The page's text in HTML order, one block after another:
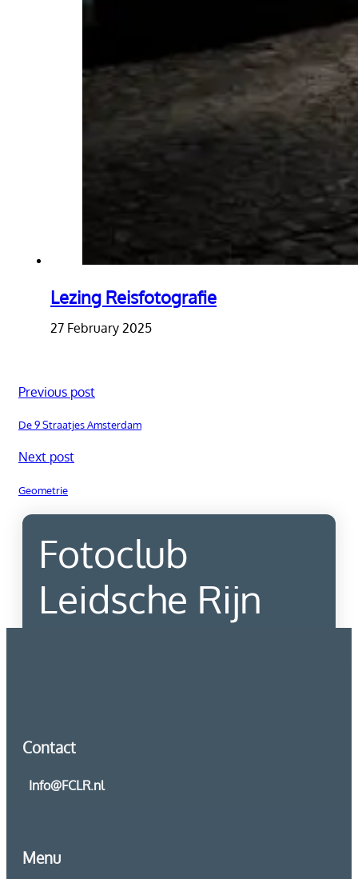
Lezing Reisfotografie
27 February 2025
Previous post
De 9 Straatjes Amsterdam
Next post
Geometrie
Fotoclub
Leidsche Rijn
Contact
Info@FCLR.nl
Menu